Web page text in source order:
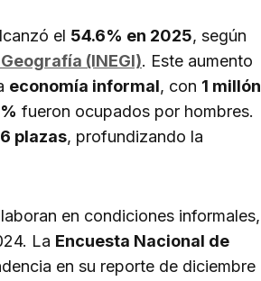
el 54.6% en 2025, según
(INEGI). Este aumento
economía informal, con 1 millón
fueron ocupados por hombres.
plazas, profundizando la
laboran en condiciones informales,
La Encuesta Nacional de
en su reporte de diciembre